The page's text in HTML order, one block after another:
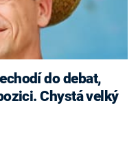
do debat,
Chystá velký